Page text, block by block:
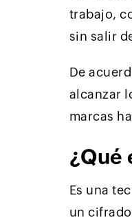
trabajo,
sin salir
De
alcanzar
marcas
¿Qué
Es una
un